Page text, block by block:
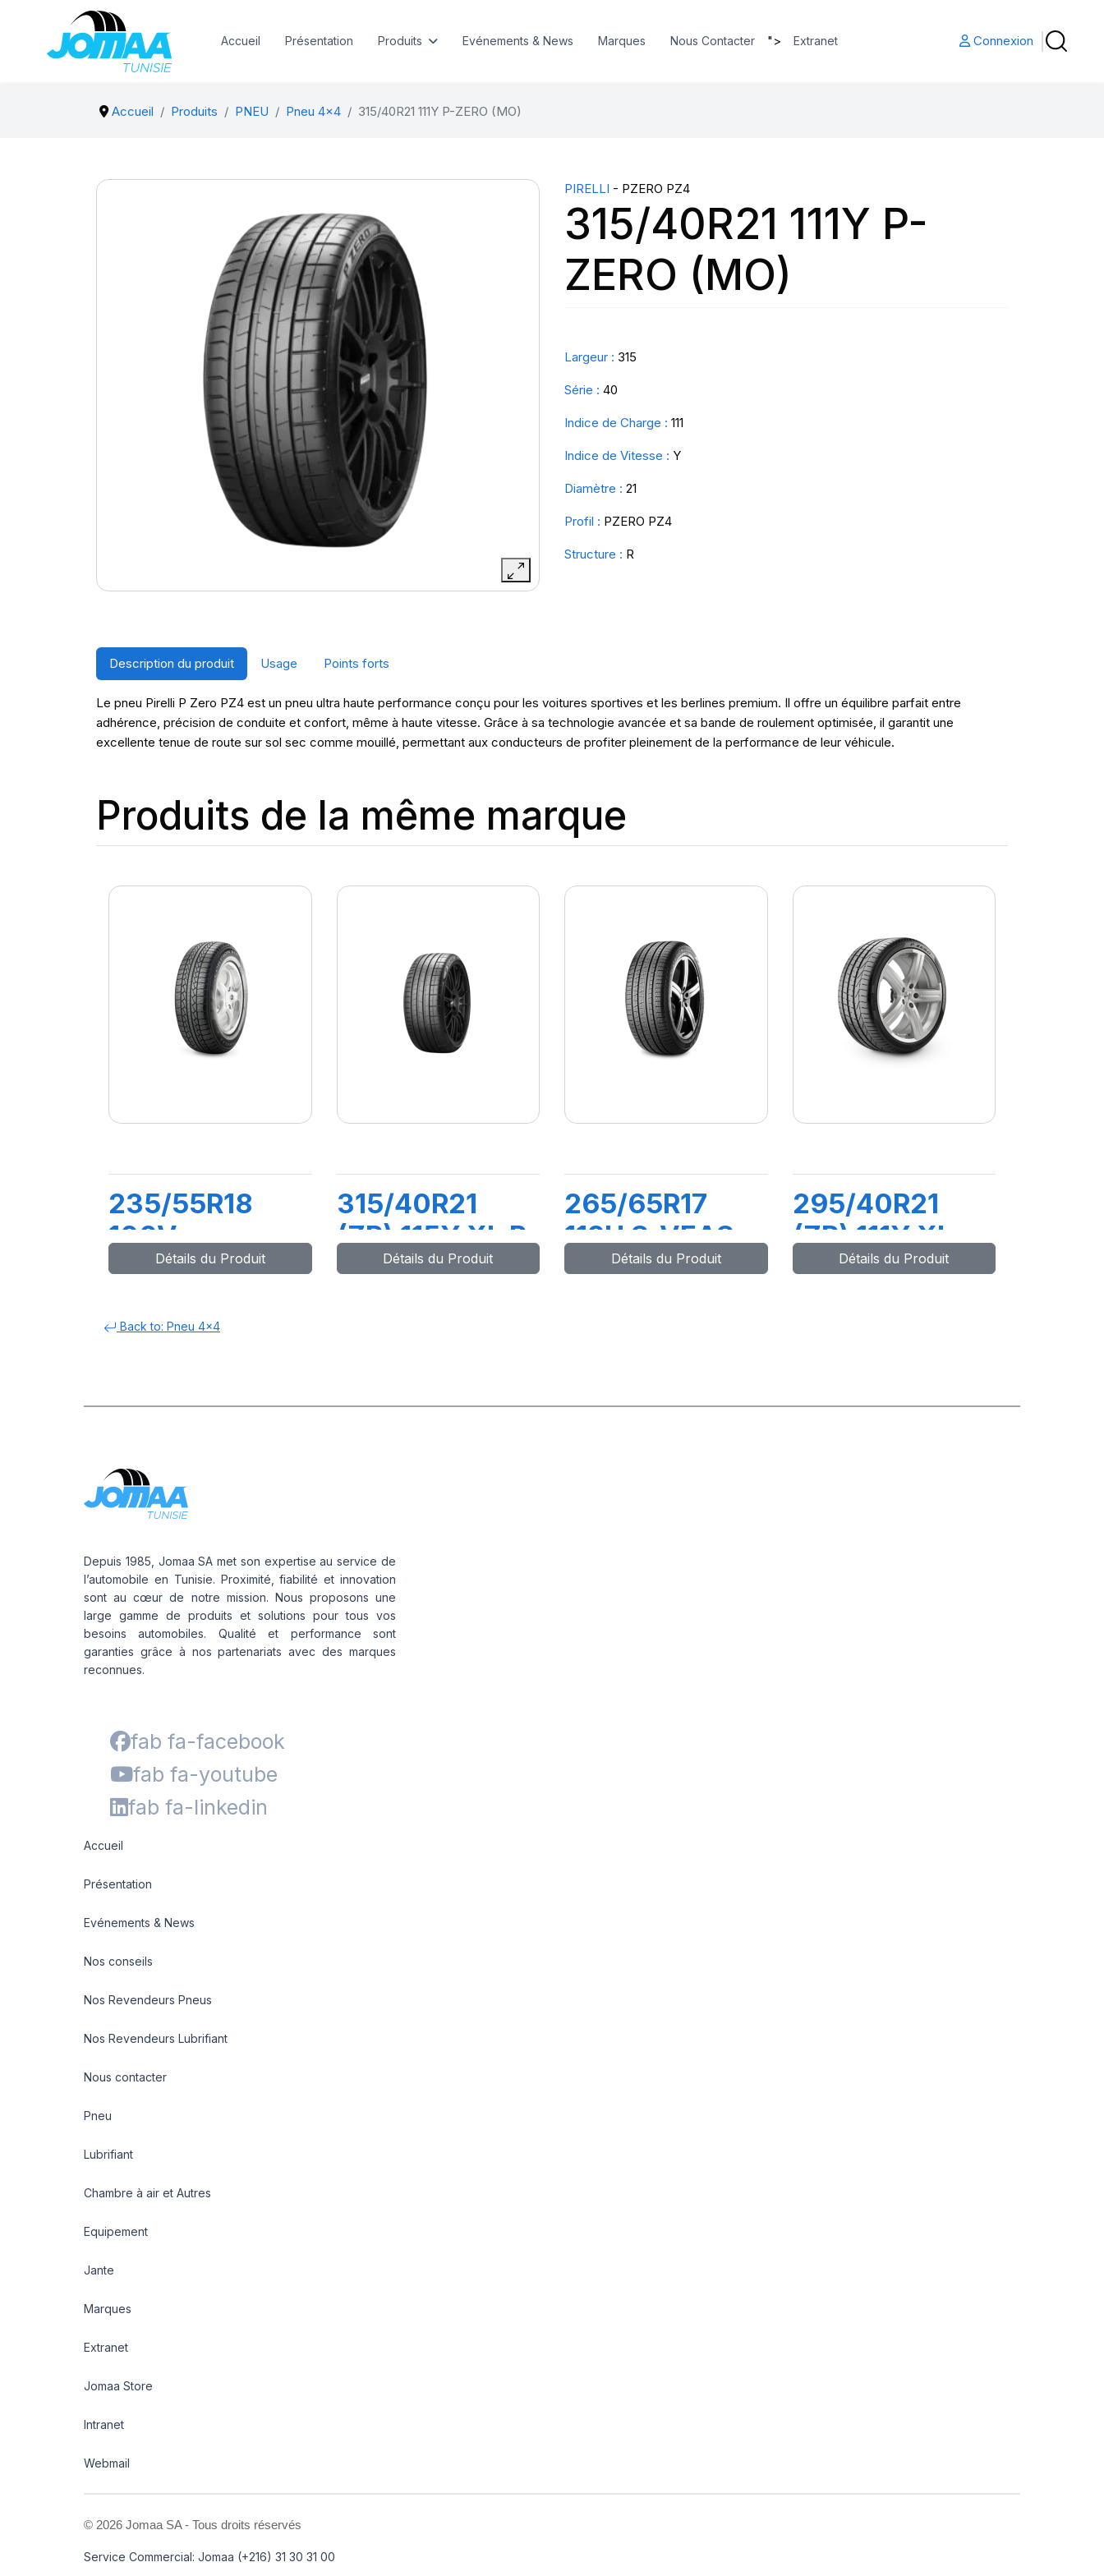
Accueil Présentation Produits Evénements & News Marques Nous Contacter "> Extranet Connexion
Accueil Produits PNEU Pneu 4x4 315/40R21 111Y P-ZERO (MO)
PIRELLI - PZERO PZ4
315/40R21 111Y P-
ZERO (MO)
Largeur : 315
Série : 40
Indice de Charge : 111
Indice de Vitesse : Y
Diamètre : 21
Profil : PZERO PZ4
Structure : R
Description du produit Usage Points forts
Le pneu Pirelli P Zero PZ4 est un pneu ultra haute performance conçu pour les voitures sportives et les berlines premium. Il offre un équilibre parfait entre
adhérence, précision de conduite et confort, même à haute vitesse. Grâce à sa technologie avancée et sa bande de roulement optimisée, il garantit une
excellente tenue de route sur sol sec comme mouillé, permettant aux conducteurs de profiter pleinement de la performance de leur véhicule.
Produits de la même marque
235/55R18
100V
SCORPION
Détails du Produit
315/40R21
(ZR) 115Y XL P-
ZERO 4 (NC0)
Détails du Produit
265/65R17
112H S-VEAS
Détails du Produit
295/40R21
(ZR) 111Y XL
PZERODétails du Produit
Back to: Pneu 4x4
Depuis 1985, Jomaa SA met son expertise au service de
l’automobile en Tunisie. Proximité, fiabilité et innovation
sont au cœur de notre mission. Nous proposons une
large gamme de produits et solutions pour tous vos
besoins automobiles. Qualité et performance sont
garanties grâce à nos partenariats avec des marques
reconnues.
fab fa-facebook
fab fa-youtube
fab fa-linkedin
Accueil
Présentation
Evénements & News
Nos conseils
Nos Revendeurs Pneus
Nos Revendeurs Lubrifiant
Nous contacter
Pneu
Lubrifiant
Chambre à air et Autres
Equipement
Jante
Marques
Extranet
Jomaa Store
Intranet
Webmail
© 2026 Jomaa SA - Tous droits réservés
Service Commercial: Jomaa (+216) 31 30 31 00